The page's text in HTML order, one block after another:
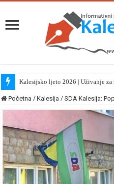
Kalesijsko ljeto 2026 | Uživanje za
Početna / Kalesija / SDA Kalesija: